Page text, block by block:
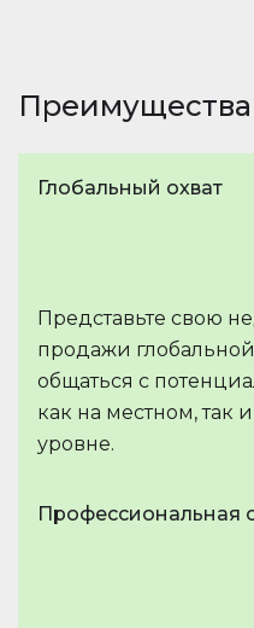
Преимущества
Глобальный охват
Представьте свою
продажи
общаться с
как на местном, так
уровне.
Профессиональная